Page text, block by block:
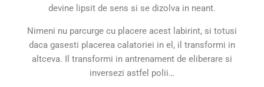
devine lipsit de sens si se dizolva in neant.
Nimeni nu parcurge cu placere acest labirint, si totusi
daca gasesti placerea calatoriei in el, il transformi in
altceva. Il transformi in antrenament de eliberare si
inversezi astfel polii…